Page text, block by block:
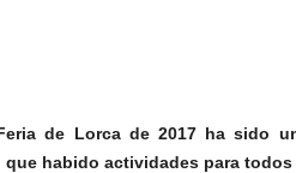
de Lorca de 2017 ha sido
que habido actividades para